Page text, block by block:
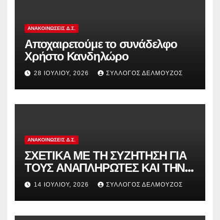
ΑΝΑΚΟΙΝΏΣΕΙΣ Δ.Σ.
Αποχαιρετούμε το συνάδελφο
Χρήστο Κανδηλώρο
28 ΙΟΥΛΊΟΥ, 2026 ΣΎΛΛΟΓΟΣ ΔΕΛΜΟΎΖΟΣ
ΑΝΑΚΟΙΝΏΣΕΙΣ Δ.Σ.
ΣΧΕΤΙΚΑ ΜΕ ΤΗ ΣΥΖΗΤΗΣΗ ΓΙΑ
ΤΟΥΣ ΑΝΑΠΛΗΡΩΤΕΣ ΚΑΙ ΤΗΝ
ΠΑΡΑΠΟΜΠΗ ΤΗΣ ΕΛΛΑΔΑΣ
ΣΤΟ ΕΥΡΩΠΑΪΚΟ ΔΙΚΑΣΤΗΡΙΟ
14 ΙΟΥΛΊΟΥ, 2026 ΣΎΛΛΟΓΟΣ ΔΕΛΜΟΎΖΟΣ